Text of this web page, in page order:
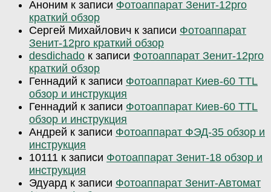
Аноним к записи Фотоаппарат Зенит-12pro
краткий обзор
Сергей Михайлович к записи Фотоаппарат
Зенит-12pro краткий обзор
desdichado к записи Фотоаппарат Зенит-12pro
краткий обзор
Геннадий к записи Фотоаппарат Киев-60 TTL
обзор и инструкция
Геннадий к записи Фотоаппарат Киев-60 TTL
обзор и инструкция
Андрей к записи Фотоаппарат ФЭД-35 обзор и
инструкция
10111 к записи Фотоаппарат Зенит-18 обзор и
инструкция
Эдуард к записи Фотоаппарат Зенит-Автомат